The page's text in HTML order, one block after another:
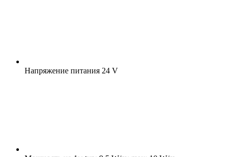
Напряжение питания 24 V